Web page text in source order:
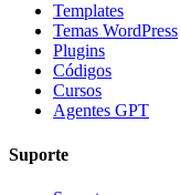
Templates
Temas WordPress
Plugins
Códigos
Cursos
Agentes GPT
Suporte